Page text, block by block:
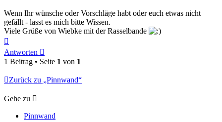
Wenn Ihr wünsche oder Vorschläge habt oder euch etwas nicht
gefällt - lasst es mich bitte Wissen.
Viele Grüße von Wiebke mit der Rasselbande
oben
Antworten
1 Beitrag • Seite 1 von 1
Zurück zu „Pinnwand“
Gehe zu
Pinnwand